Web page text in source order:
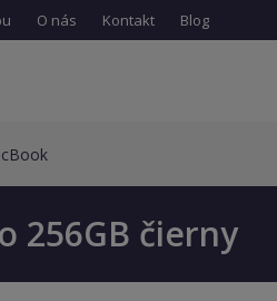
O nás Kontakt Blog
256GB čierny